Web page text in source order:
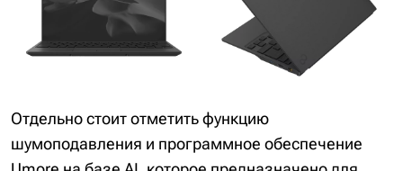
Отдельно стоит отметить функцию
шумоподавления и программное обеспечение